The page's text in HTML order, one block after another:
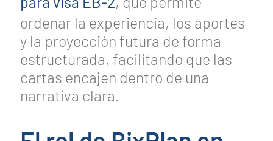
ordenar la experiencia, los aportes
y la proyección futura de forma
estructurada, facilitando que las
cartas encajen dentro de una
narrativa clara.